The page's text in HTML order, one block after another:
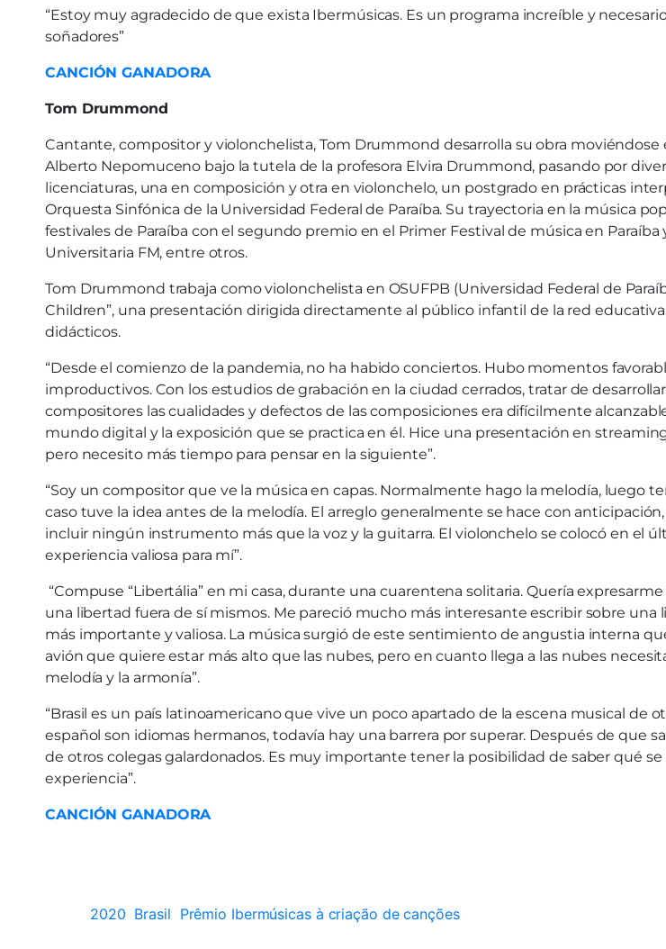
“Estoy muy agradecido de que exista Ibermúsicas. Es un programa increíble y
soñadores”
CANCIÓN GANADORA
Tom Drummond
Cantante, compositor y violonchelista, Tom Drummond desarrolla su obra
Alberto Nepomuceno bajo la tutela de la profesora Elvira Drummond, pasando por
licenciaturas, una en composición y otra en violonchelo, un postgrado en prácticas
Orquesta Sinfónica de la Universidad Federal de Paraíba. Su trayectoria en la música
festivales de Paraíba con el segundo premio en el Primer Festival de música en
Universitaria FM, entre otros.
Tom Drummond trabaja como violonchelista en OSUFPB (Universidad Federal de
Children”, una presentación dirigida directamente al público infantil de la red
didácticos.
“Desde el comienzo de la pandemia, no ha habido conciertos. Hubo momentos
improductivos. Con los estudios de grabación en la ciudad cerrados, tratar de
compositores las cualidades y defectos de las composiciones era difícilmente
mundo digital y la exposición que se practica en él. Hice una presentación en
pero necesito más tiempo para pensar en la siguiente”.
“Soy un compositor que ve la música en capas. Normalmente hago la melodía, luego
caso tuve la idea antes de la melodía. El arreglo generalmente se hace con
incluir ningún instrumento más que la voz y la guitarra. El violonchelo se colocó en el
experiencia valiosa para mí”.
“Compuse “Libertália” en mi casa, durante una cuarentena solitaria. Quería
una libertad fuera de sí mismos. Me pareció mucho más interesante escribir sobre
más importante y valiosa. La música surgió de este sentimiento de angustia interna
avión que quiere estar más alto que las nubes, pero en cuanto llega a las nubes
melodía y la armonía”.
“Brasil es un país latinoamericano que vive un poco apartado de la escena musical de
español son idiomas hermanos, todavía hay una barrera por superar. Después de que
de otros colegas galardonados. Es muy importante tener la posibilidad de saber qué
experiencia”.
CANCIÓN GANADORA
2020 Brasil Prêmio Ibermúsicas à criação de canções